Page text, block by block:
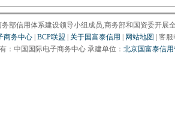
务部信用体系建设领导小组成员,商务部和国资委开展
商务中心 BCP联盟 关于国富泰信用 网站地图
| 客
：中国国际电子商务中心 承建单位： 北京国富泰信用